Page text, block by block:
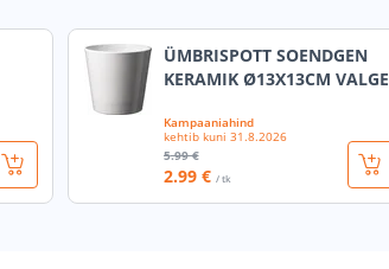
ÜMBRISPOTT SOENDGEN
KERAMIK Ø13X13CM VALGE
Kampaaniahind
kehtib kuni 31.8.2026
5.99 €
2.99 € / tk